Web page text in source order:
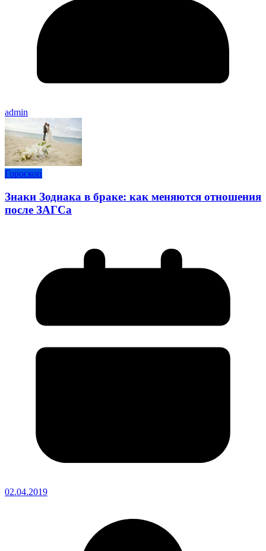
admin
Гороскоп
Знаки Зодиака в браке: как меняются отношения
после ЗАГСа
02.04.2019